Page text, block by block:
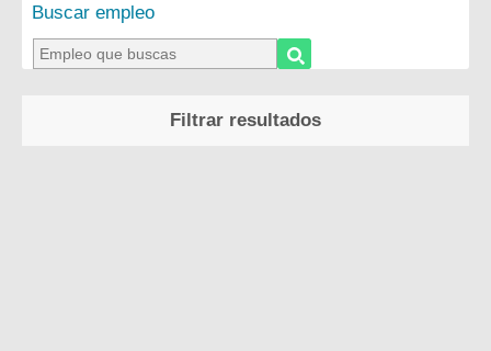
Buscar empleo
Filtrar resultados